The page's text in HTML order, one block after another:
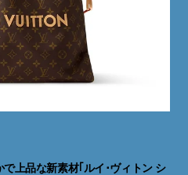
で上品な新素材｢ルイ･ヴィトン シ